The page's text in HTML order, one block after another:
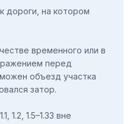
дороги, на котором
временного или в
перед
объезд участка
затор.
1.2, 1.5–1.33 вне